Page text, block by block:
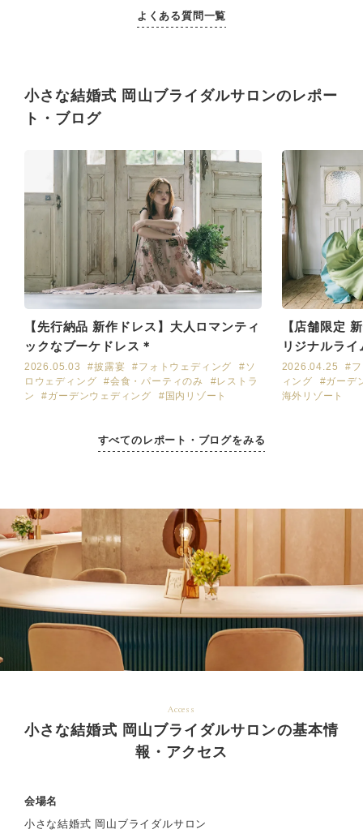
よくある質問一覧
小さな結婚式 岡山ブライダルサロンのレポー
ト・ブログ
すべてのレポート・ブログをみる
【先行納品 新作ドレス】大人ロマンティ
ックなブーケドレス＊
2026.05.03 #披露宴 #フォトウェディング
#ソ
ロウェディング
#会食・パーティのみ
#レストラ
ン
#ガーデンウェディング #国内リゾート
【店舗限定
リジナルラ
2026.04.25
#
ィング
#ガーデ
海外リゾート
Access
小さな結婚式 岡山ブライダルサロンの基本情
報・アクセス
会場名
小さな結婚式 岡山ブライダルサロン